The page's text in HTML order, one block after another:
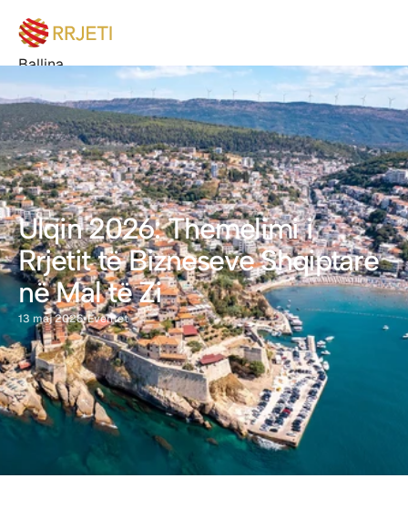
Ballina
Buletin
Eventet
Degët
Bëhu anëtar
Bëhu Sponsor
Rreth nesh
Kontakt
Ulqin 2026: Themelimi i
Rrjetit të Bizneseve Shqiptare
në Mal të Zi
13 maj 2026•Eventet